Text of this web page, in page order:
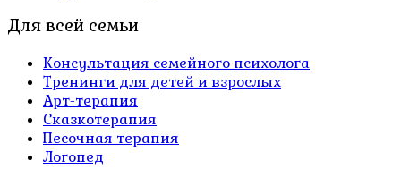
Для всей семьи
Консультация семейного психолога
Тренинги для детей и взрослых
Арт-терапия
Сказкотерапия
Песочная терапия
Логопед